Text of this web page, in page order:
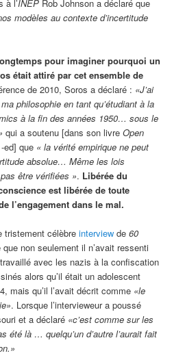
à l’INEP Rob Johnson a déclaré que
modèles au contexte d’incertitude
pour imaginer pourquoi un
était attiré par cet ensemble de
de 2010, Soros a déclaré : «J’ai
philosophie en tant qu’étudiant à la
à la fin des années 1950… sous le
qui a soutenu [dans son livreOpen
-ed] que « la vérité empirique ne peut
absolue… Même les lois
être vérifiées ». Libérée du
est libérée de toute
l’engagement dans le mal.
tristement célèbreinterview de60
non seulement il n’avait ressenti
avec les nazis à la confiscation
alors qu’il était un adolescent
mais qu’il l’avait décrit comme «le
. Lorsque l’intervieweur a poussé
et a déclaré «c’est comme sur les
été là … quelqu’un d’autre l’aurait fait